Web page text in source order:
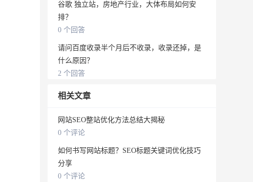
谷歌 独立站，房地产行业，大体布局如何安
排？
0 个回答
请问百度收录半个月后不收录，收录还掉，是
什么原因？
2 个回答
相关文章
网站SEO整站优化方法总结大揭秘
0 个评论
如何书写网站标题？SEO标题关键词优化技巧
分享
0 个评论